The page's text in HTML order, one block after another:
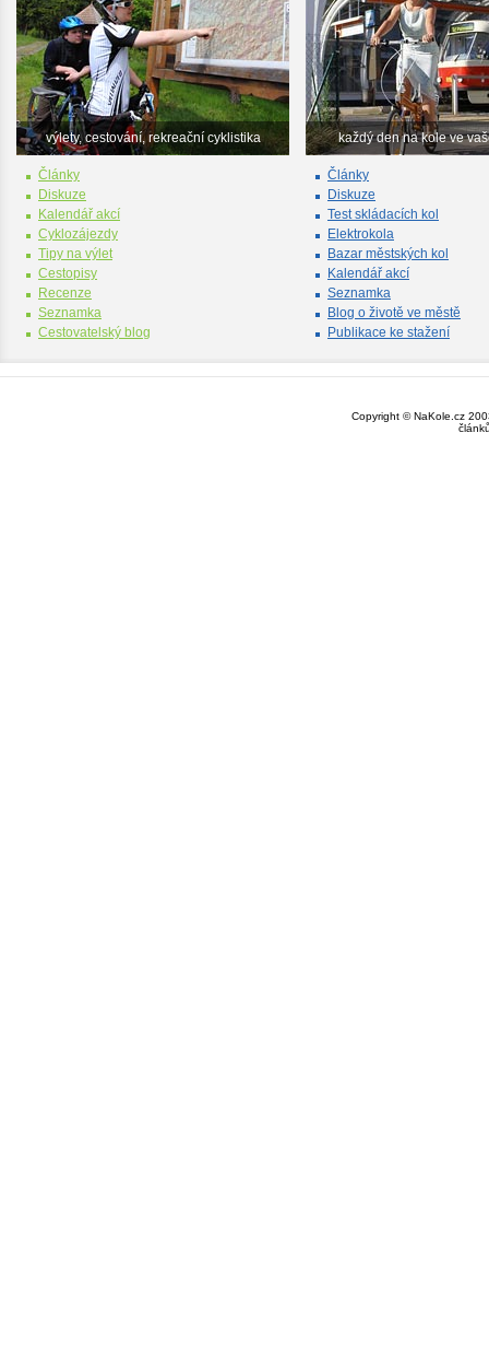
výlety, cestování, rekreační cyklistika
Články
Diskuze
Kalendář akcí
Cyklozájezdy
Tipy na výlet
Cestopisy
Recenze
Seznamka
Cestovatelský blog
každý den na kole ve
Články
Diskuze
Test skládacích kol
Elektrokola
Bazar městských kol
Kalendář akcí
Seznamka
Blog o životě ve městě
Publikace ke stažení
Copyright © NaKole.cz